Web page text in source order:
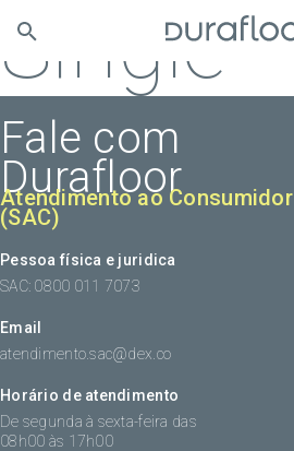
Single
Fale com
Durafloor
Atendimento ao Consumidor
(SAC)
Pessoa física e juridica
SAC: 0800 011 7073
Email
atendimento.sac@dex.co
Horário de atendimento
De segunda à sexta-feira das
08h00 às 17h00